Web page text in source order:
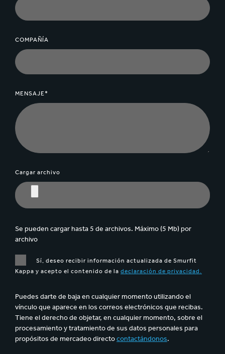
COMPAÑÍA
MENSAJE*
Cargar archivo
Se pueden cargar hasta 5 de archivos. Máximo (5 Mb) por
archivo
Sí, deseo recibir información actualizada de Smurfit
Kappa y acepto el contenido de la declaración de privacidad.
Puedes darte de baja en cualquier momento utilizando el
vínculo que aparece en los correos electrónicos que recibas.
Tiene el derecho de objetar, en cualquier momento, sobre el
procesamiento y tratamiento de sus datos personales para
propósitos de mercadeo directocontactándonos.